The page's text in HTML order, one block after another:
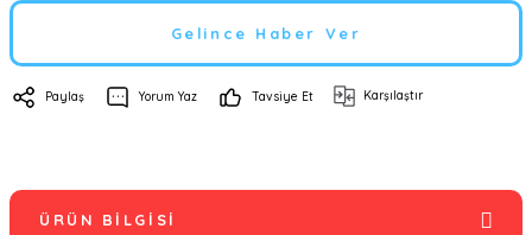
Gelince Haber Ver
Paylaş Yorum Yaz Tavsiye Et Karşılaştır
ÜRÜN BILGISI